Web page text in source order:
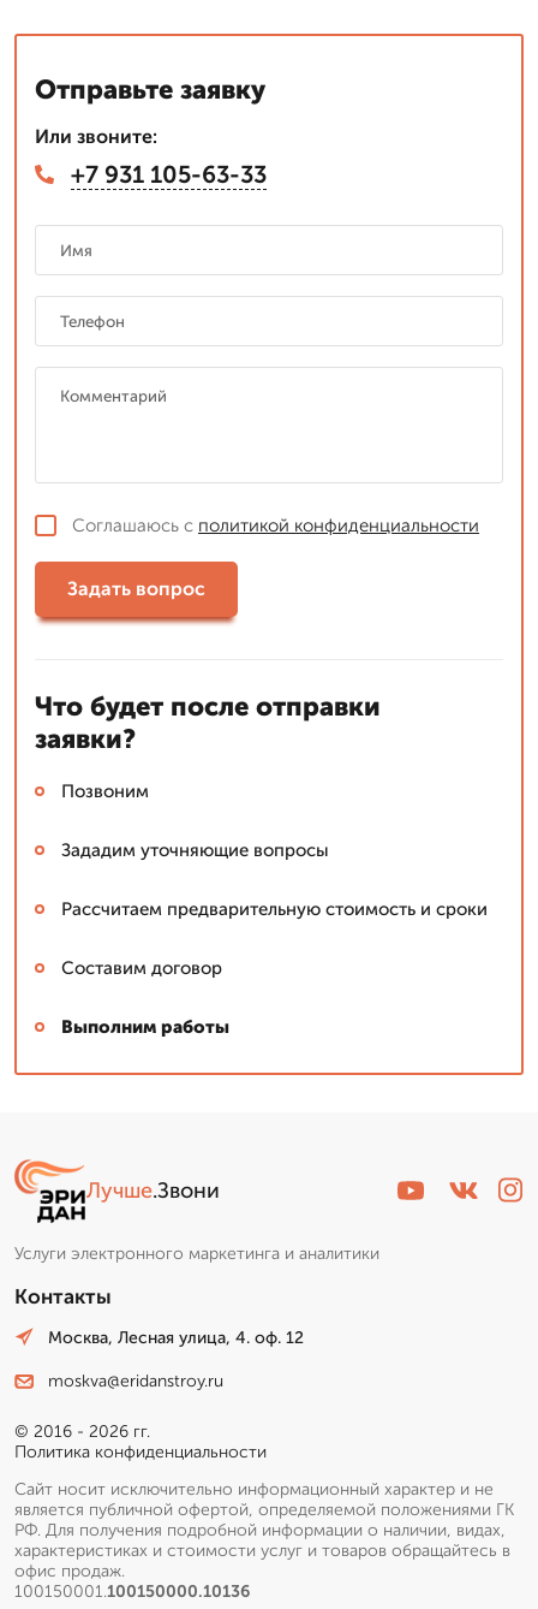
Отправьте заявку
Или звоните:
+7 931 105-63-33
Соглашаюсь с политикой конфиденциальности
Задать вопрос
Что будет после отправки
заявки?
Позвоним
Зададим уточняющие вопросы
Рассчитаем предварительную стоимость и сроки
Составим договор
Выполним работы
Лучше.Звони
Услуги электронного маркетинга и аналитики
Контакты
Москва, Лесная улица, 4. оф. 12
moskva@eridanstroy.ru
© 2016 - 2026 гг.
Политика конфиденциальности
Сайт носит исключительно информационный характер и не
является публичной офертой, определяемой положениями ГК
РФ. Для получения подробной информации о наличии, видах,
характеристиках и стоимости услуг и товаров обращайтесь в
офис продаж.
100150001.100150000.10136